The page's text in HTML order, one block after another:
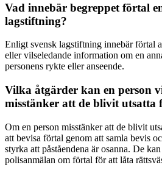
Vad innebär begreppet förtal
lagstiftning?
Enligt svensk lagstiftning innebär förtal
eller vilseledande information om en
personens rykte eller anseende.
Vilka åtgärder kan en person
misstänker att de blivit utsatta
Om en person misstänker att de blivit
att bevisa förtal genom att samla bevis
styrka att påståendena är osanna. De
polisanmälan om förtal för att låta